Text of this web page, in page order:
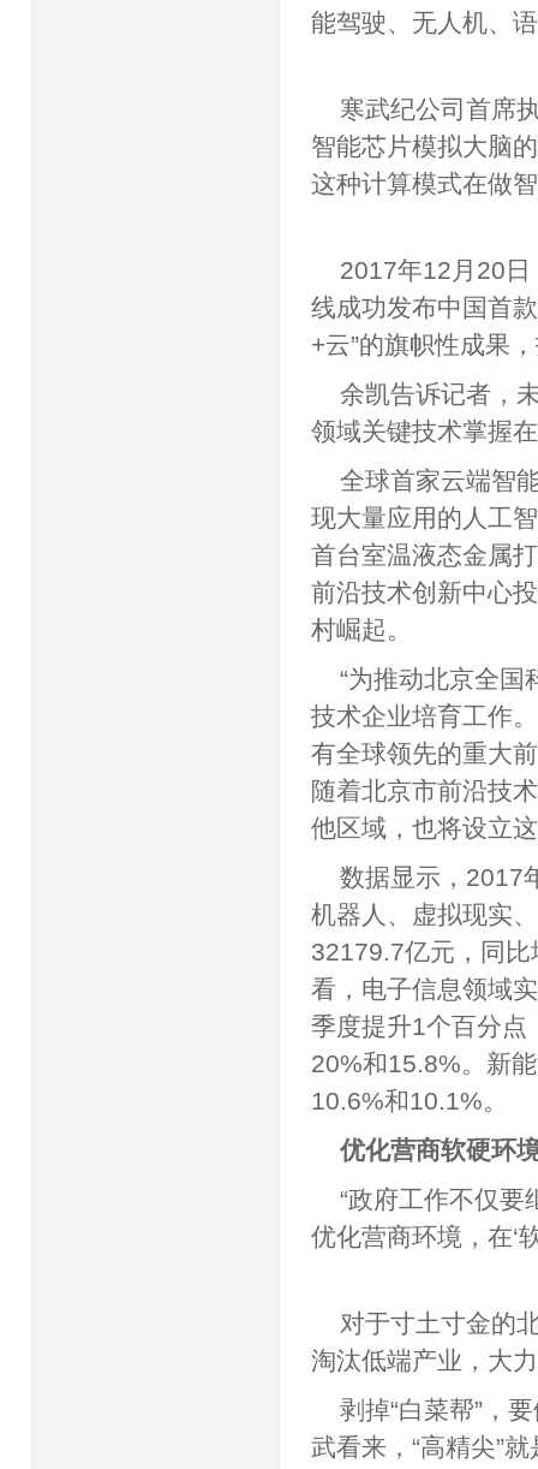
能驾驶、无人机、
寒武纪公司首席
智能芯片模拟大脑
这种计算模式在做
2017年12月20
线成功发布中国首
+云”的旗帜性成
余凯告诉记者，
领域关键技术掌
全球首家云端智
现大量应用的人工
首台室温液态金属
前沿技术创新中心
村崛起。
“为推动北京全
技术企业培育工作
有全球领先的重大
随着北京市前沿技
他区域，也将设
数据显示，2017
机器人、虚拟现实
32179.7亿元，同
看，电子信息领域
季度提升1个百分点
20%和15.8%。新
10.6%和
优化营商软硬环
“政府工作不仅要
优化营商环境，在‘
对于寸土寸金的
淘汰低端产业，大
剥掉“白菜帮”，
武看来，“高精尖”